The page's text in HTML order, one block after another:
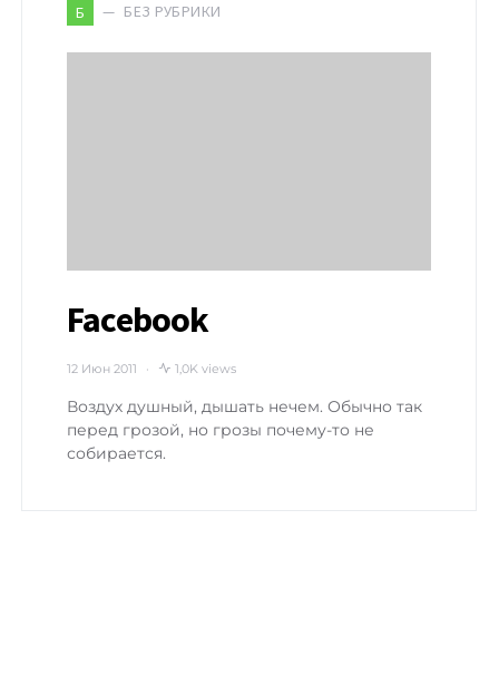
Б БЕЗ РУБРИКИ
Facebook
12 Июн 2011 1,0K views
Воздух душный, дышать нечем. Обычно так
перед грозой, но грозы почему-то не
собирается.